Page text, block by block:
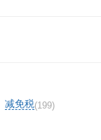
减免税(199)